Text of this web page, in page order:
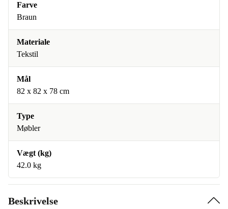
Farve
Braun
Materiale
Tekstil
Mål
82 x 82 x 78 cm
Type
Møbler
Vægt (kg)
42.0 kg
Beskrivelse